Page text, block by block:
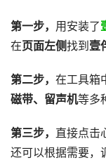
第一步， 用安装了
在页面左侧找到 壹
第二步， 在工具箱
磁带、留声机等多
第三步， 直接点击
还可以根据需要，